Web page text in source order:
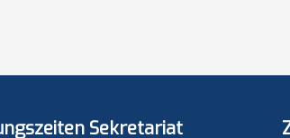
Sekretariat